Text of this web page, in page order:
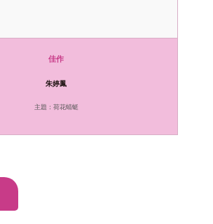
佳作
朱婷鳳
主題：荷花蜻蜓